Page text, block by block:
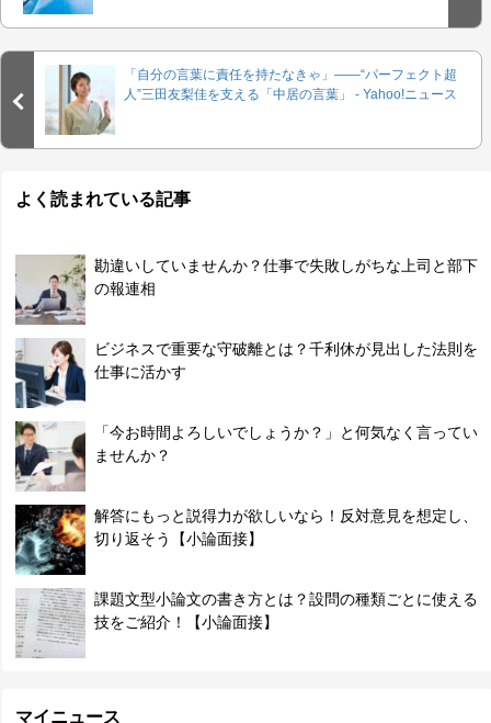
「自分の言葉に責任を持たなきゃ」――“パーフェクト超
人”三田友梨佳を支える「中居の言葉」 - Yahoo!ニュース
よく読まれている記事
勘違いしていませんか？仕事で失敗しがちな上司と部下
の報連相
ビジネスで重要な守破離とは？千利休が見出した法則を
仕事に活かす
「今お時間よろしいでしょうか？」と何気なく言ってい
ませんか？
解答にもっと説得力が欲しいなら！反対意見を想定し、
切り返そう【小論面接】
課題文型小論文の書き方とは？設問の種類ごとに使える
技をご紹介！【小論面接】
マイニュース